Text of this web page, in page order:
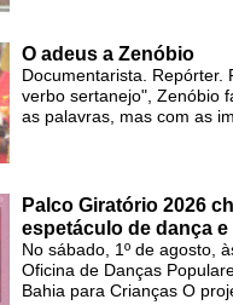
O adeus a Zenóbio
Documentarista. Repórter.
verbo sertanejo", Zenóbio
as palavras, mas com as
Palco Giratório 2026
espetáculo de dança
No sábado, 1º de agosto,
Oficina de Danças
Bahia para Crianças O